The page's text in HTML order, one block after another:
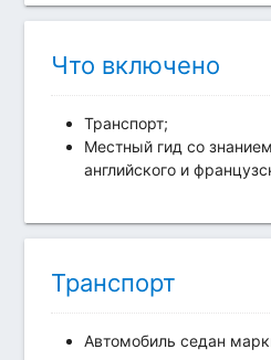
Что включено
Транспорт;
Местный гид со
английского и
Транспорт
Автомобиль седан